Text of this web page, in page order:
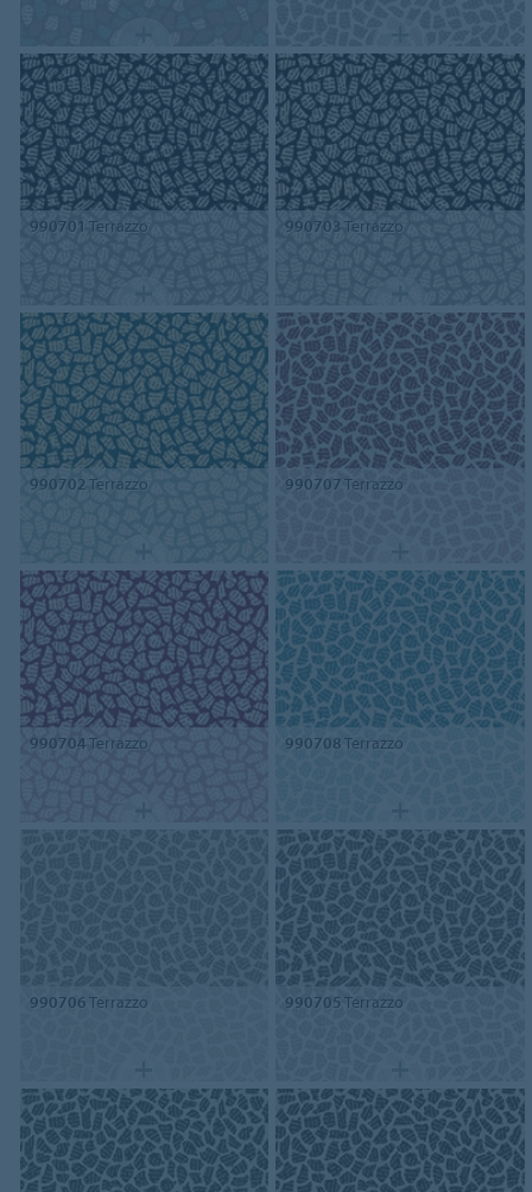
990701 Terrazzo 990703 Terrazzo
990702Terrazzo 990707Terrazzo
990704Terrazzo 990708Terrazzo
990706Terrazzo 990705 Terrazzo